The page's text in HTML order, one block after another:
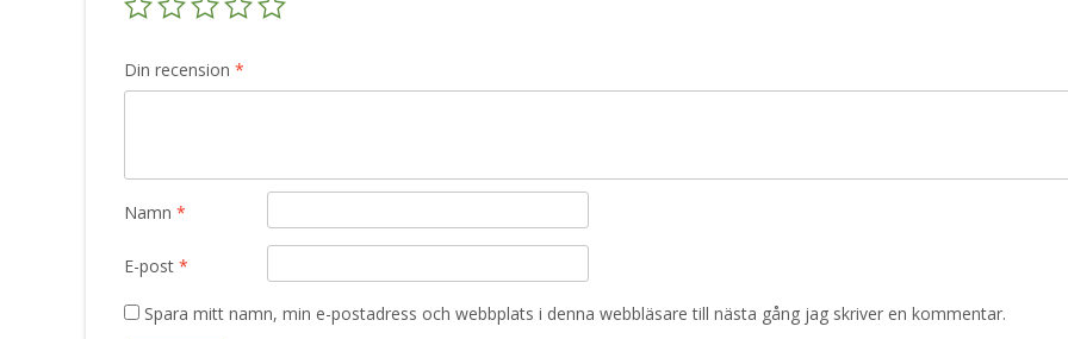
Din recension *
Namn *
E-post *
Spara mitt namn, min e-postadress och webbplats i denna webbläsare till nästa gång jag skriver en kommentar.